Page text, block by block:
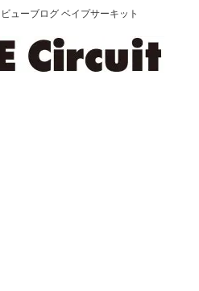
ューブログ ベイプサーキット